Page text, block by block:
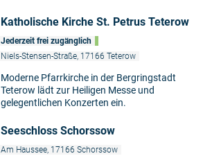
Katholische Kirche St. Petrus Teterow
Jederzeit frei zugänglich
Niels-Stensen-Straße, 17166 Teterow
Moderne Pfarrkirche in der Bergringstadt
Teterow lädt zur Heiligen Messe und
gelegentlichen Konzerten ein.
Seeschloss Schorssow
Am Haussee, 17166 Schorssow